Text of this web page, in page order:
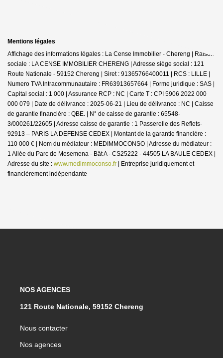
Mentions légales
Affichage des informations légales : La Cense Immobilier - Chereng | Raison
sociale : LA CENSE IMMOBILIER CHERENG | Adresse siège social : 121
Route Nationale - 59152 Chereng | Siret : 91365766400011 | RCS : LILLE |
Numero TVA Intracommunautaire : FR63913657664 | Forme juridique : SAS |
Capital social : 1 000 | Assurance RCP : NC | Carte T : CPI 5906 2022 000
000 079 | Date de délivrance : 2025-06-21 | Lieu de délivrance : NC | Caisse
de garantie financière : QBE. | N° de caisse de garantie : 65548-
3/000261/22605 | Adresse caisse de garantie : 1 Passerelle des Reflets-
92913 – PARIS LA DEFENSE CEDEX | Montant de la garantie financière :
110 000 € | Nom du médiateur : MEDIMMOCONSO | Adresse du médiateur :
1 Allée du Parc de Mesemena - Bât A - CS25222 - 44505 LA BAULE CEDEX |
Adresse du site : www.medimmoconso.fr | Entreprise juridiquement et
financièrement indépendante
NOS AGENCES
121 Route Nationale, 59152 Chereng
Nous contacter
Nos agences